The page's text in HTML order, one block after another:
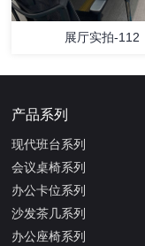
展厅实拍-112
产品系列
现代班台系列
会议桌椅系列
办公卡位系列
沙发茶几系列
办公座椅系列